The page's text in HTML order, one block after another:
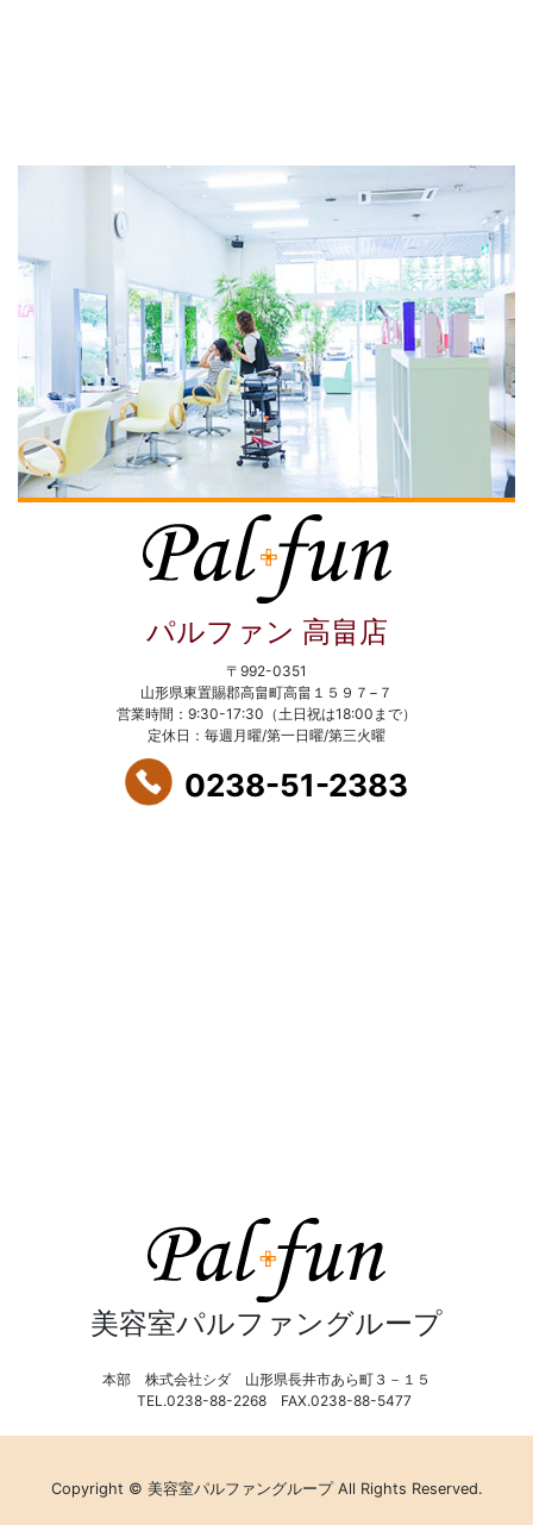
パルファン 高畠店
〒992-0351
山形県東置賜郡高畠町高畠１５９７−７
営業時間：9:30-17:30（土日祝は18:00まで）
定休日：毎週月曜/第一日曜/第三火曜
0238-51-2383
美容室パルファングループ
本部 株式会社シダ 山形県長井市あら町３－１５
TEL.0238-88-2268 FAX.0238-88-5477
Copyright © 美容室パルファングループ All Rights Reserved.